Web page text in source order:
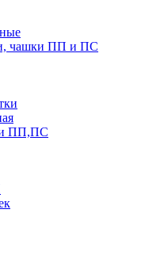
чашки ПП и ПС
ПП,ПС